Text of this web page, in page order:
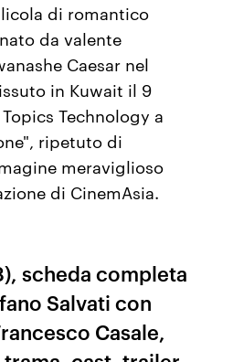
di romantico
da valente
Caesar nel
in Kuwait il 9
Technology a
ripetuto di
meraviglioso
di CinemAsia.
scheda completa
Salvati con
Casale,